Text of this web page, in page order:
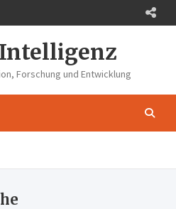
Forschung und Entwicklung